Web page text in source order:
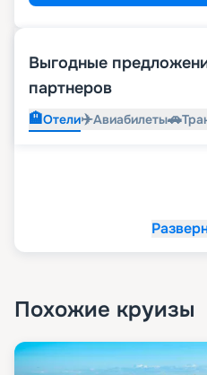
Выгодные
партнеров
🏨Отели✈️Авиабилеты🚗
Похожие круизы